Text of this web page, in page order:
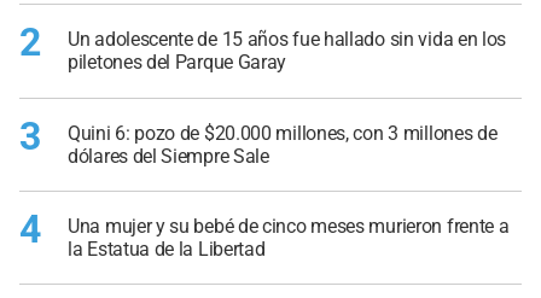
2
Un adolescente de 15 años fue hallado sin vida en los
piletones del Parque Garay
3
Quini 6: pozo de $20.000 millones, con 3 millones de
dólares del Siempre Sale
4
Una mujer y su bebé de cinco meses murieron frente a
la Estatua de la Libertad